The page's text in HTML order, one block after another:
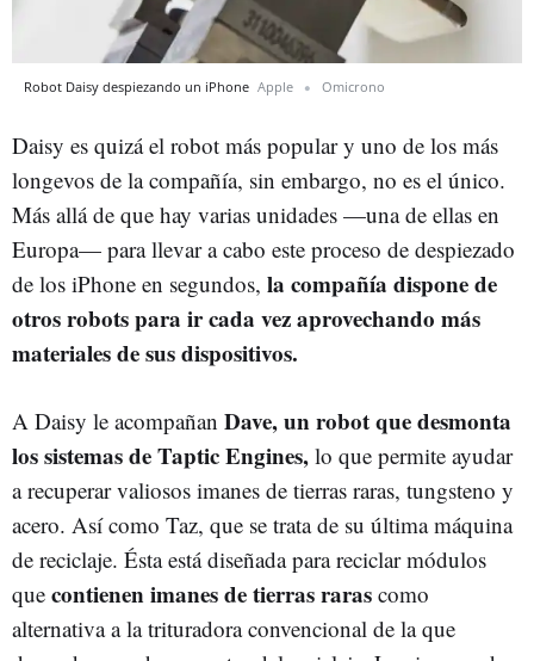
Robot Daisy despiezando un iPhone Apple Omicrono
Daisy es quizá el robot más popular y uno de los más
longevos de la compañía, sin embargo, no es el único.
Más allá de que hay varias unidades —una de ellas en
Europa— para llevar a cabo este proceso de despiezado
de los iPhone en segundos, la compañía dispone de
otros robots para ir cada vez aprovechando más
materiales de sus dispositivos.
A Daisy le acompañan Dave, un robot que desmonta
los sistemas de Taptic Engines, lo que permite ayudar
a recuperar valiosos imanes de tierras raras, tungsteno y
acero. Así como Taz, que se trata de su última máquina
de reciclaje. Ésta está diseñada para reciclar módulos
que contienen imanes de tierras raras como
alternativa a la trituradora convencional de la que